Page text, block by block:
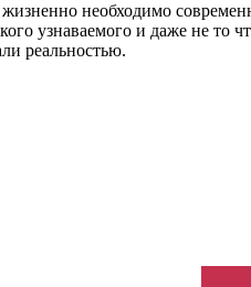
необходимо
узнаваемого и даже не
реальностью.